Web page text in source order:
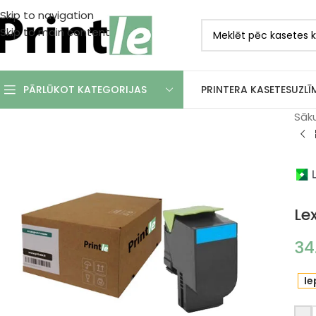
Skip to navigation
Skip to main content
PĀRLŪKOT KATEGORIJAS PRINTERA KASETES